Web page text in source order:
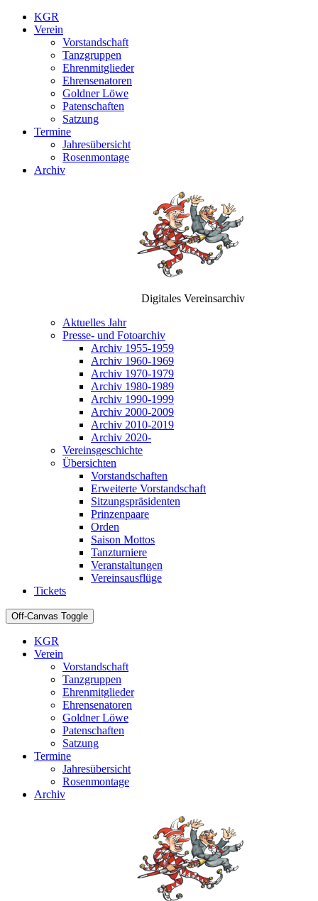
KGR
Verein
Vorstandschaft
Tanzgruppen
Ehrenmitglieder
Ehrensenatoren
Goldner Löwe
Patenschaften
Satzung
Termine
Jahresübersicht
Rosenmontage
Archiv
Digitales Vereinsarchiv
Aktuelles Jahr
Presse- und Fotoarchiv
Archiv 1955-1959
Archiv 1960-1969
Archiv 1970-1979
Archiv 1980-1989
Archiv 1990-1999
Archiv 2000-2009
Archiv 2010-2019
Archiv 2020-
Vereinsgeschichte
Übersichten
Vorstandschaften
Erweiterte Vorstandschaft
Sitzungspräsidenten
Prinzenpaare
Orden
Saison Mottos
Tanzturniere
Veranstaltungen
Vereinsausflüge
Tickets
Off-Canvas Toggle
KGR
Verein
Vorstandschaft
Tanzgruppen
Ehrenmitglieder
Ehrensenatoren
Goldner Löwe
Patenschaften
Satzung
Termine
Jahresübersicht
Rosenmontage
Archiv